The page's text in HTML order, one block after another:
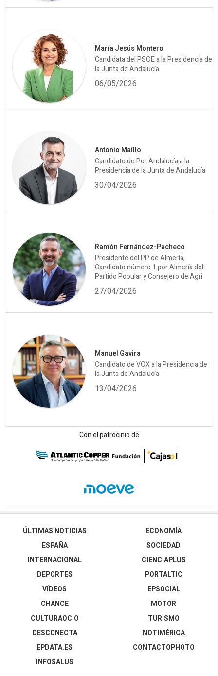
María Jesús Montero
Candidata del PSOE a la Presidencia de
la Junta de Andalucía
06/05/2026
Antonio Maíllo
Candidato de Por Andalucía a la
Presidencia de la Junta de Andalucía
30/04/2026
Ramón Fernández-Pacheco
Presidente del PP de Almería,
Candidato número 1 por Almería del
Partido Popular y Consejero de Agri
27/04/2026
Manuel Gavira
Candidato de VOX a la Presidencia de
la Junta de Andalucía
13/04/2026
Con el patrocinio de
ÚLTIMAS NOTICIAS
ESPAÑA
INTERNACIONAL
DEPORTES
VÍDEOS
ECONOMÍA
SOCIEDAD
CIENCIAPLUS
PORTALTIC
EPSOCIAL
CHANCE
CULTURAOCIO
DESCONECTA
EPDATA.ES
INFOSALUS
MOTOR
TURISMO
NOTIMÉRICA
CONTACTOPHOTO